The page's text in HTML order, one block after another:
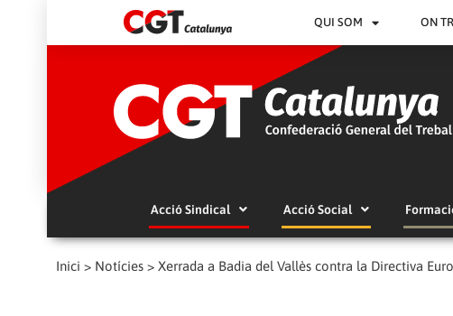
QUI SOM ON
Acció Sindical Acció Social
Inici > Notícies > Xerrada a Badia del Vallès contra la Directiva